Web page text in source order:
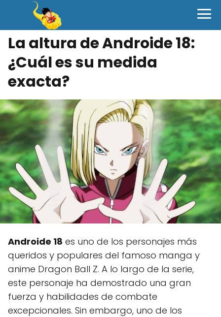
La altura de Androide 18:
¿Cuál es su medida
exacta?
Androide 18 es uno de los personajes más
queridos y populares del famoso manga y
anime Dragon Ball Z. A lo largo de la serie,
este personaje ha demostrado una gran
fuerza y habilidades de combate
excepcionales. Sin embargo, uno de los